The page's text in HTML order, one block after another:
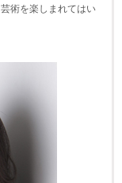
術を楽しまれてはい